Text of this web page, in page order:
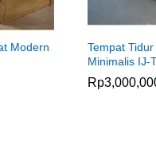
Modern
Tempat
Minimalis IJ-
Rp